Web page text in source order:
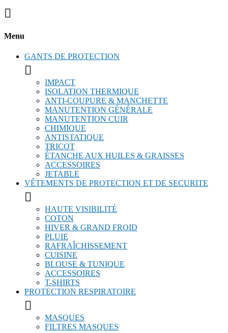

Menu
GANTS DE PROTECTION

IMPACT
ISOLATION THERMIQUE
ANTI-COUPURE & MANCHETTE
MANUTENTION GÉNÉRALE
MANUTENTION CUIR
CHIMIQUE
ANTISTATIQUE
TRICOT
ÉTANCHE AUX HUILES & GRAISSES
ACCESSOIRES
JETABLE
VÊTEMENTS DE PROTECTION ET DE SECURITE

HAUTE VISIBILITÉ
COTON
HIVER & GRAND FROID
PLUIE
RAFRAÎCHISSEMENT
CUISINE
BLOUSE & TUNIQUE
ACCESSOIRES
T-SHIRTS
PROTECTION RESPIRATOIRE

MASQUES
FILTRES MASQUES